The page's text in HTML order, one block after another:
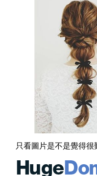
只看圖片是不是覺得很